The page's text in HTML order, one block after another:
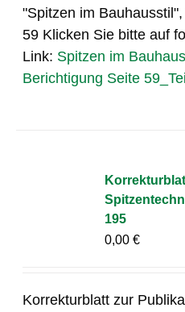
"Spitzen im
59 Klicken Sie bitte auf
Link: Spitzen im
Berichtigung Seite
195
0,00€
Korrekturblatt zur